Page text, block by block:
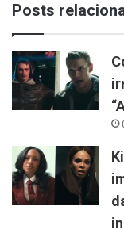
Posts